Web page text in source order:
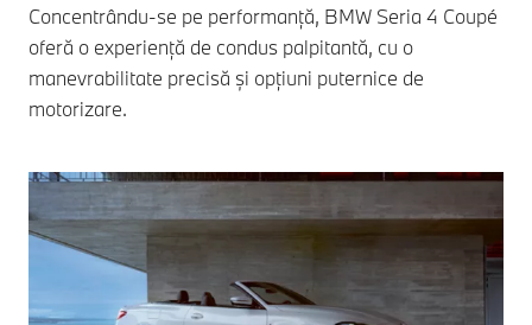
Concentrându-se pe performanță, BMW Seria 4 Coupé
oferă o experiență de condus palpitantă, cu o
manevrabilitate precisă și opțiuni puternice de
motorizare.